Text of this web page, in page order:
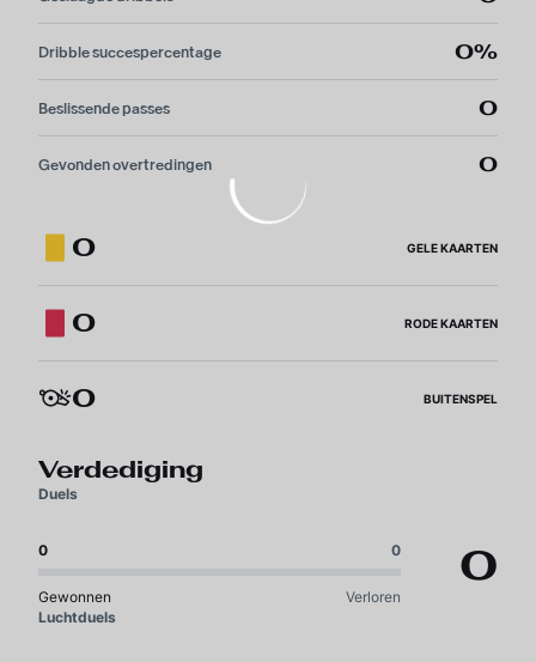
Dribble succespercentage 0%
Beslissende passes 0
Gevonden overtredingen 0
0 GELE KAARTEN
0 RODE KAARTEN
0 BUITENSPEL
Verdediging
Duels
0 0
Gewonnen Verloren
0
Luchtduels